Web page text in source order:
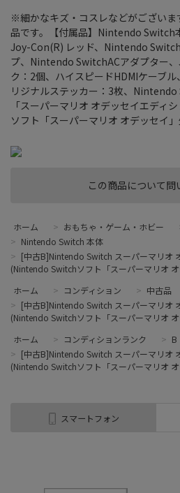
この商品について問
※細かなキズ・コスレなどがござい
品です。【付属品】Nintendo Switch
Joy-Con(R) レッド、Nintendo
プ、Nintendo SwitchACアダプター
ク：2個、ハイスピードHDMIケーブ
リジナルステッカー：3枚、
「スーパーマリオ オデッセイエデ
ソフト「スーパーマリオ オデッセイ
ホーム > おもちゃ・ゲーム・ホビー
> Nintendo Switch 本体
> [中古B]Nintendo Switch スーパーマリオ
(Nintendo Switchソフト「スーパーマリオ
ホーム
> コンディション > 中古品
> [中古B]Nintendo Switch スーパーマリオ
(Nintendo Switchソフト「スーパーマリオ
ホーム
> コンディションランク > B
> [中古B]Nintendo Switch スーパーマリオ
(Nintendo Switchソフト「スーパーマリオ
スマートフォン